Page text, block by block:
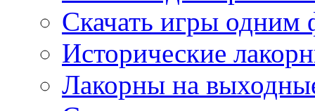
Скачать игры одним
Исторические
Лакорны на